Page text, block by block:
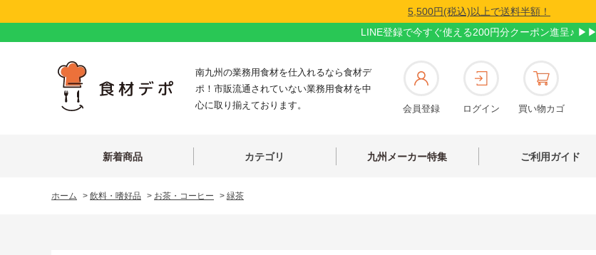
5,500円(税込)以上で送料半額！
LINE登録で今すぐ使える200円分クーポン進呈♪ ▶▶
南九州の業務用食材を仕入れるなら食材デ
ポ！市販流通されていない業務用食材を中
心に取り揃えております。
会員登録 ログイン 買い物カゴ
新着商品 カテゴリ 九州メーカー特集 ご利用ガイド
ホーム > 飲料・嗜好品 > お茶・コーヒー > 緑茶